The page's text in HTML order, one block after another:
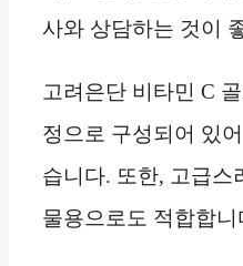
사와 상담하는 것이
고려은단 비타민 C
정으로 구성되어 있
습니다. 또한, 고급스
물용으로도 적합합니